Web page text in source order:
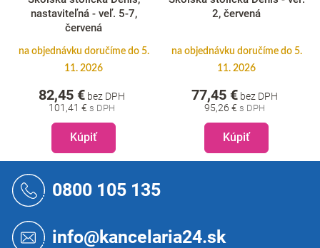
nastaviteľná - veľ. 5-7,
červená
na objednávku doručíme do 5.
11. 2026
101,41 €
82,45 € bez DPH
Kúpiť
2, červená
na objednávku doručíme do 5.
11. 2026
95,26 €
77,45 € bez DPH
Kúpiť
0800 105 135
info@kancelaria24.sk